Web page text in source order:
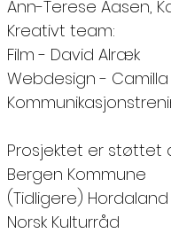
Ann-Terese Aasen,
Kreativt team:
Film - David Alræk
Webdesign -
Prosjektet er støttet
Bergen Kommune
(Tidligere) Hordaland
Norsk Kulturråd